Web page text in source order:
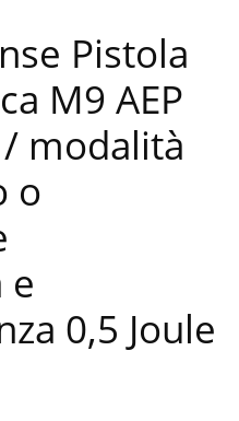
Pistola
M9 AEP
modalità
o
e
0,5 Joule